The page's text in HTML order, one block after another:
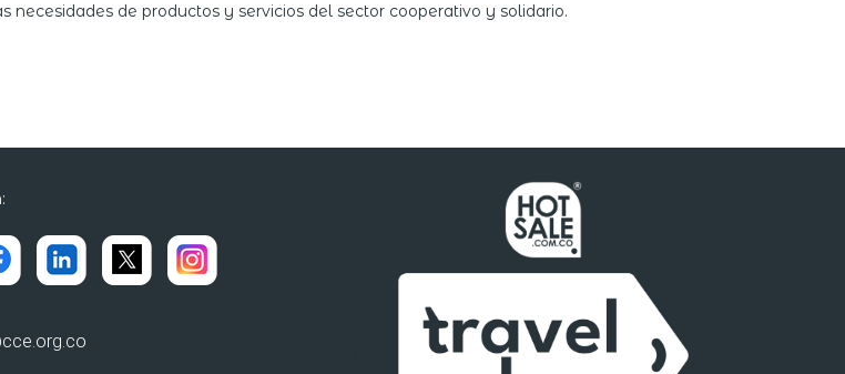
de productos y servicios del sector cooperativo y solidario.